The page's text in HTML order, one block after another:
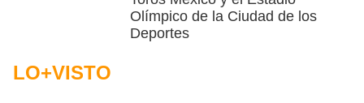
Olímpico de la Ciudad de los
Deportes
LO+VISTO